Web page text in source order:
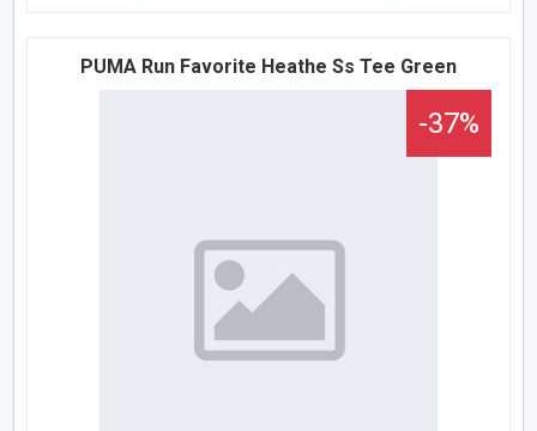
PUMA Run Favorite Heathe Ss Tee Green
-37%